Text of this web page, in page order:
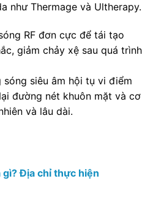
như Thermage và Ultherapy.
RF đơn cực để tái tạo
giảm chảy xệ sau quá trình
siêu âm hội tụ vi điểm
đường nét khuôn mặt và cơ
và lâu dài.
Địa chỉ thực hiện